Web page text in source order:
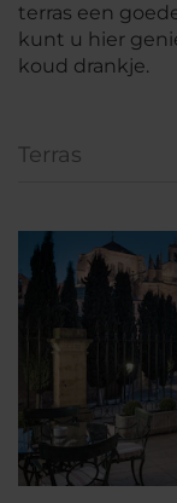
terras een
kunt u hier
koud drankje.
Terras